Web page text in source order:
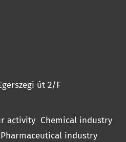
út 2/F
activity Chemical industry
Pharmaceutical industry